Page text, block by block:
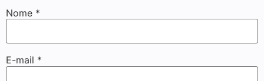
Nome *
E-mail *